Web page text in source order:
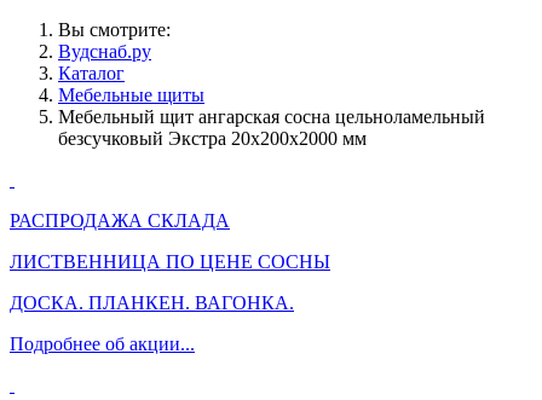
Вы смотрите:
Вудснаб.ру
Каталог
Мебельные щиты
Мебельный щит ангарская сосна цельноламельный
безсучковый Экстра 20x200x2000 мм
РАСПРОДАЖА СКЛАДА
ЛИСТВЕННИЦА ПО ЦЕНЕ СОСНЫ
ДОСКА. ПЛАНКЕН. ВАГОНКА.
Подробнее об акции...